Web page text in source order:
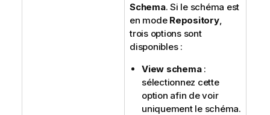
Schema. Si le schéma est
en mode Repository,
trois options sont
disponibles :
View schema:
sélectionnez cette
option afin de voir
uniquement le schéma.